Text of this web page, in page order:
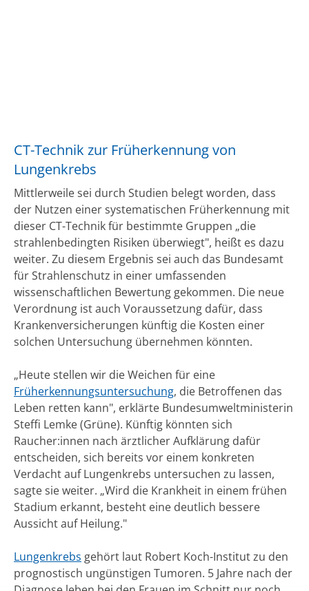
CT-Technik zur Früherkennung von
Lungenkrebs
Mittlerweile sei durch Studien belegt worden, dass
der Nutzen einer systematischen Früherkennung mit
dieser CT-Technik für bestimmte Gruppen „die
strahlenbedingten Risiken überwiegt", heißt es dazu
weiter. Zu diesem Ergebnis sei auch das Bundesamt
für Strahlenschutz in einer umfassenden
wissenschaftlichen Bewertung gekommen. Die neue
Verordnung ist auch Voraussetzung dafür, dass
Krankenversicherungen künftig die Kosten einer
solchen Untersuchung übernehmen könnten.
„Heute stellen wir die Weichen für eine
Früherkennungsuntersuchung, die Betroffenen das
Leben retten kann", erklärte Bundesumweltministerin
Steffi Lemke (Grüne). Künftig könnten sich
Raucher:innen nach ärztlicher Aufklärung dafür
entscheiden, sich bereits vor einem konkreten
Verdacht auf Lungenkrebs untersuchen zu lassen,
sagte sie weiter. „Wird die Krankheit in einem frühen
Stadium erkannt, besteht eine deutlich bessere
Aussicht auf Heilung."
Lungenkrebs gehört laut Robert Koch-Institut zu den
prog­nos­tisch ungünstigen Tumoren. 5 Jahre nach der